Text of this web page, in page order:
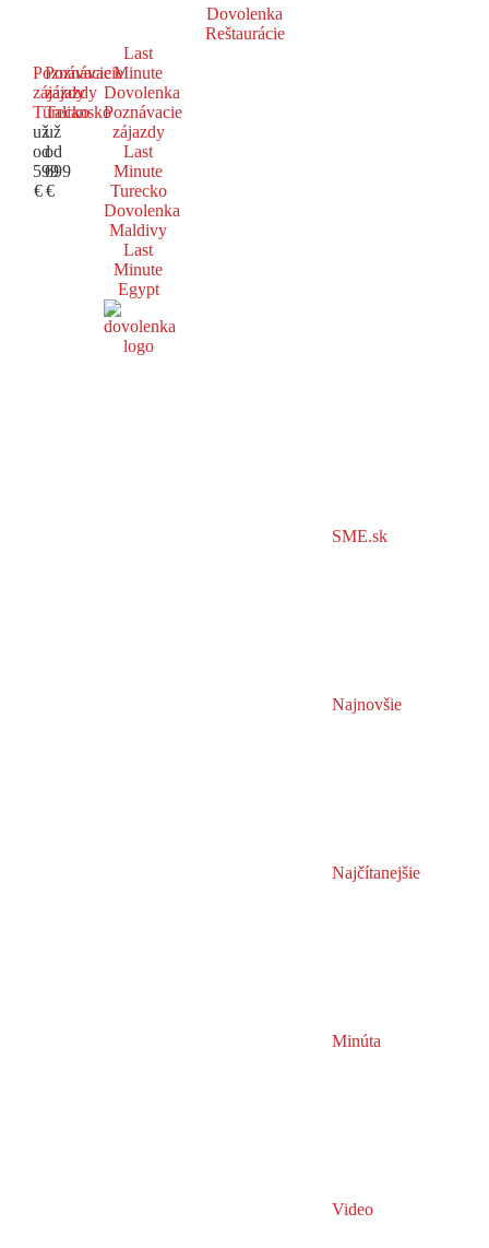
Dovolenka
Reštaurácie
Poznávacie
zájazdy
Turecko
už
od
599
€
Poznávacie
zájazdy
Taliansko
už
od
699
€
Last
Minute
Dovolenka
Poznávacie
zájazdy
Last
Minute
Turecko
Dovolenka
Maldivy
Last
Minute
Egypt
SME.sk
Najnovšie
Najčítanejšie
Minúta
Video